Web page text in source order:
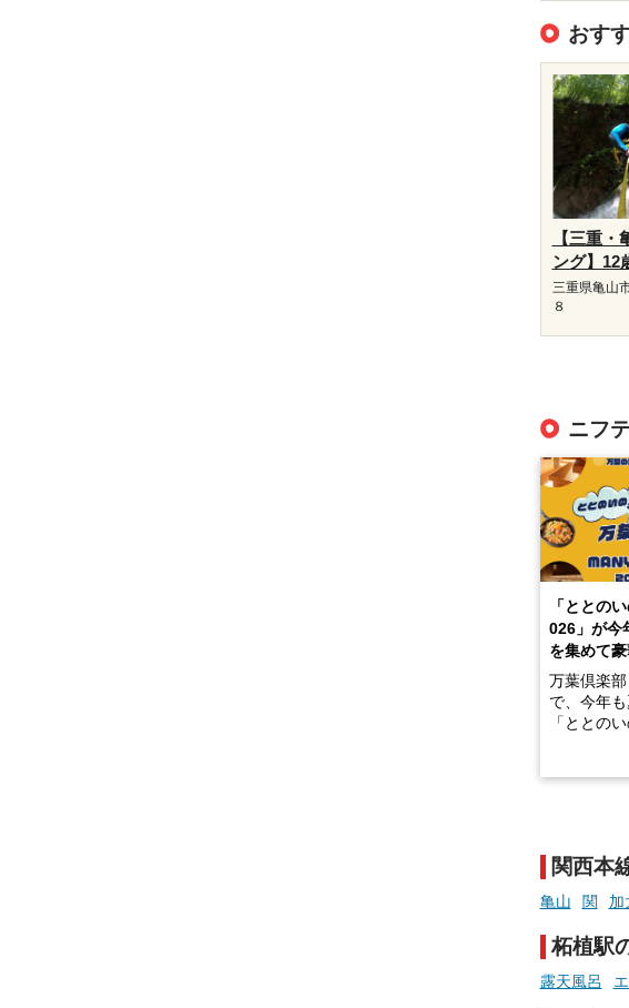
おす
【三重・
ング】12
三重県亀山
８
ニフ
「ととの
026」が今
を集めて
万葉倶楽
で、今年
「ととの
2026年8月
札」を集
ルグッズ
交換可能。
さらに、
ュやアウ
関西本
亀山 関 加
柘植駅
露天風呂